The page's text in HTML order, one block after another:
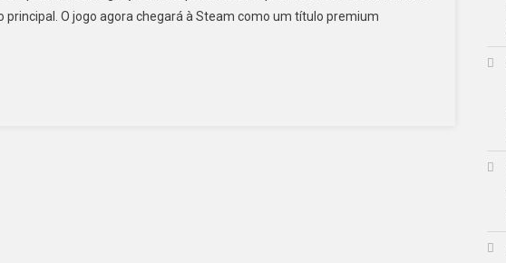
principal. O jogo agora chegará à Steam como um título premium